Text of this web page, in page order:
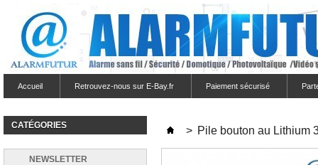
Accueil Retrouvez-nous sur E-Bay.fr Paiement sécurisé
CATÉGORIES
NEWSLETTER
> Pile bouton au Lithium